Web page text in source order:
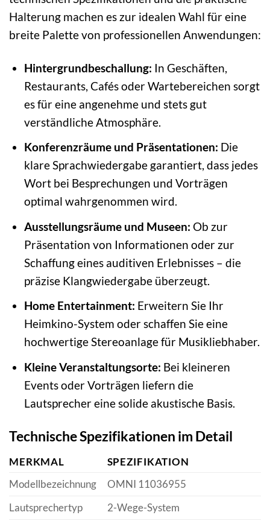
Halterung machen es zur idealen Wahl für eine
breite Palette von professionellen Anwendungen:
Hintergrundbeschallung: In Geschäften,
Restaurants, Cafés oder Wartebereichen sorgt
es für eine angenehme und stets gut
verständliche Atmosphäre.
Konferenzräume und Präsentationen: Die
klare Sprachwiedergabe garantiert, dass jedes
Wort bei Besprechungen und Vorträgen
optimal wahrgenommen wird.
Ausstellungsräume und Museen: Ob zur
Präsentation von Informationen oder zur
Schaffung eines auditiven Erlebnisses – die
präzise Klangwiedergabe überzeugt.
Home Entertainment: Erweitern Sie Ihr
Heimkino-System oder schaffen Sie eine
hochwertige Stereoanlage für Musikliebhaber.
Kleine Veranstaltungsorte: Bei kleineren
Events oder Vorträgen liefern die
Lautsprecher eine solide akustische Basis.
Technische Spezifikationen im Detail
MERKMAL
SPEZIFIKATION
Modellbezeichnung
OMNI 11036955
Lautsprechertyp
2-Wege-System